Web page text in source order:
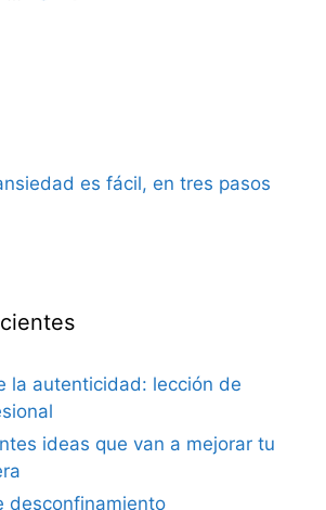
la autenticidad: lección de
ideas que van a mejorar tu
desconfinamiento